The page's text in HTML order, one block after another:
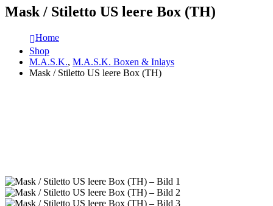
Mask / Stiletto US leere Box (TH)
Home
Shop
M.A.S.K., M.A.S.K. Boxen & Inlays
Mask / Stiletto US leere Box (TH)